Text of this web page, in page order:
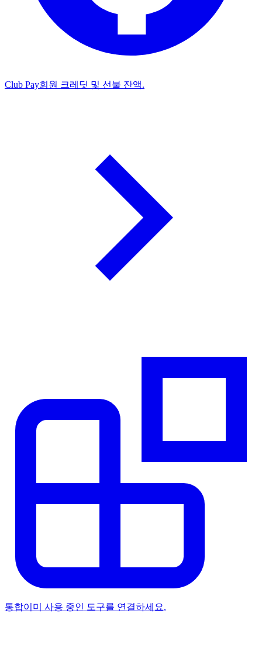
Club Pay회원 크레딧 및 선불 잔액.
통합이미 사용 중인 도구를 연결하세요.